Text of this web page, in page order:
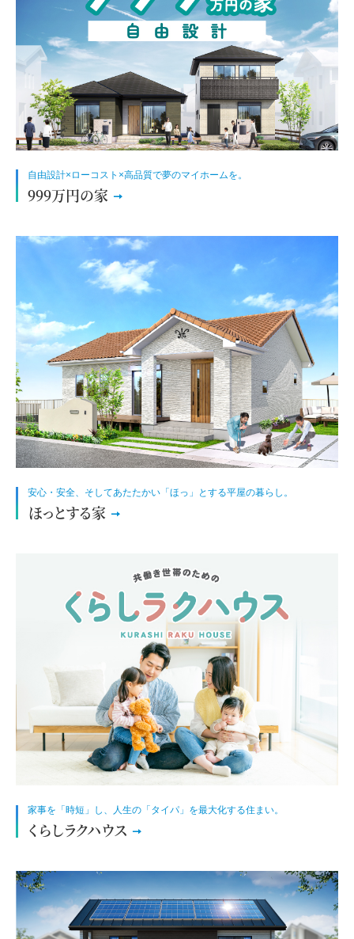
自由設計×ローコスト×高品質で夢のマイホームを。
999万円の家
安心・安全、そしてあたたかい「ほっ」とする平屋の暮らし。
ほっとする家
家事を「時短」し、人生の「タイパ」を最大化する住まい。
くらしラクハウス